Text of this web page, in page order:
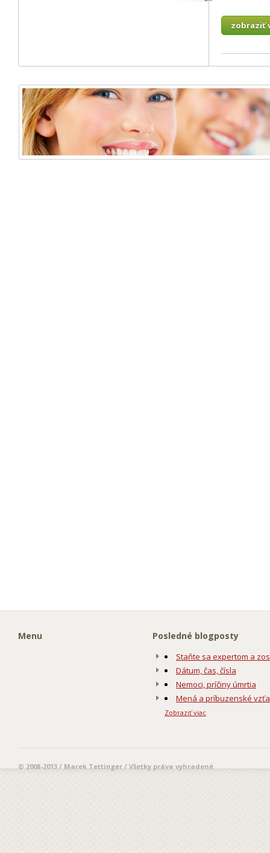
zobraziť
Menu Posledné blogposty
Staňte sa expertom a
Dátum, čas, čísla
Nemoci, príčiny úmrtia
Mená a príbuzenské
Zobraziť viac
© 2008-2013 / Marek Tettinger / Všetky práva vyhradené